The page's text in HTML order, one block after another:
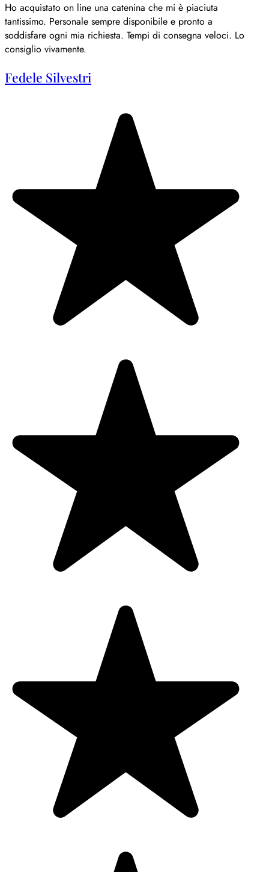
Ho acquistato on line una catenina che mi è piaciuta
tantissimo. Personale sempre disponibile e pronto a
soddisfare ogni mia richiesta. Tempi di consegna veloci. Lo
consiglio vivamente.
Fedele Silvestri